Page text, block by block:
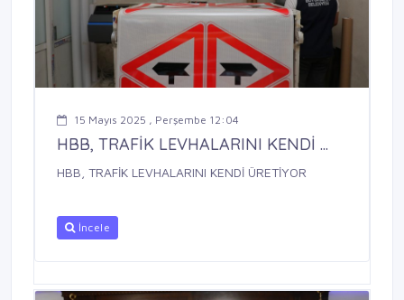
15 Mayıs 2025 , Perşembe 12:04
HBB, TRAFİK LEVHALARINI KENDİ ...
HBB, TRAFİK LEVHALARINI KENDİ ÜRETİYOR
İncele